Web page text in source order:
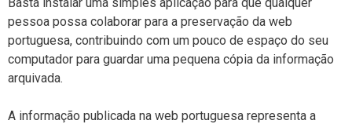
pessoa possa colaborar para a preservação da web
portuguesa, contribuindo com um pouco de espaço do seu
computador para guardar uma pequena cópia da informação
arquivada.
A informação publicada na web portuguesa representa a